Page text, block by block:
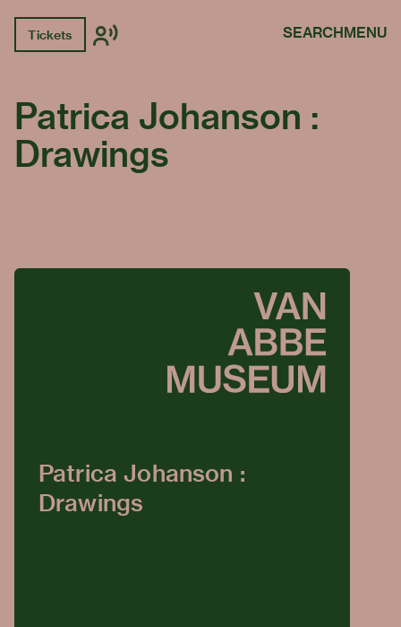
Tickets SEARCHMENU
Patrica Johanson :
Drawings
Patrica Johanson :
Drawings